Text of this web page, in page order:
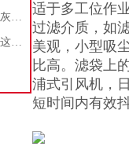
如何确定石墨粉尘除尘器的清灰速度？
想要维护好粉尘处理吸尘器，这几个措施真的很重要！
适于多工位作
过滤介质，如
美观，小型吸
比高。滤袋上
浦式引风机，
短时间内有效